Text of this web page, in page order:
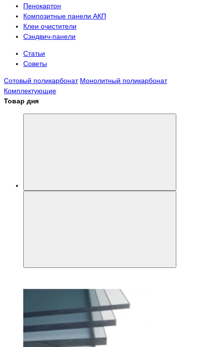
Пенокартон
Композитные панели АКП
Клеи очистители
Сэндвич-панели
Статьи
Советы
Сотовый поликарбонат Монолитный поликарбонат
Комплектующие
Товар дня